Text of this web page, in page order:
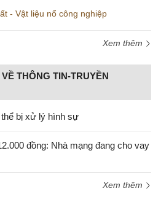
- Vật liệu nổ công nghiệp
Xem thêm
THÔNG TIN-TRUYỀN
thể bị xử lý hình sự
đồng: Nhà mạng đang cho vay
Xem thêm